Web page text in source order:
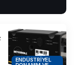
ENDÜSTRIYEL